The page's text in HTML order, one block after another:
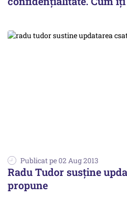
Publicat pe 02 Aug 2013
Radu Tudor susține
propune